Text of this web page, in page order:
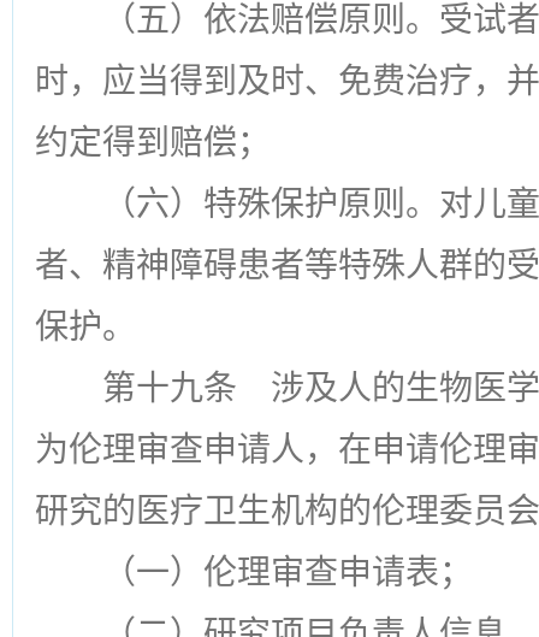
（五）依法赔偿原则。受试
时，应当得到及时、免费治疗，
约定得到赔偿；
（六）特殊保护原则。对儿
者、精神障碍患者等特殊人群的
保护。
第十九条 涉及人的生物医
为伦理审查申请人，在申请伦理
研究的医疗卫生机构的伦理委员
（一）伦理审查申请表；